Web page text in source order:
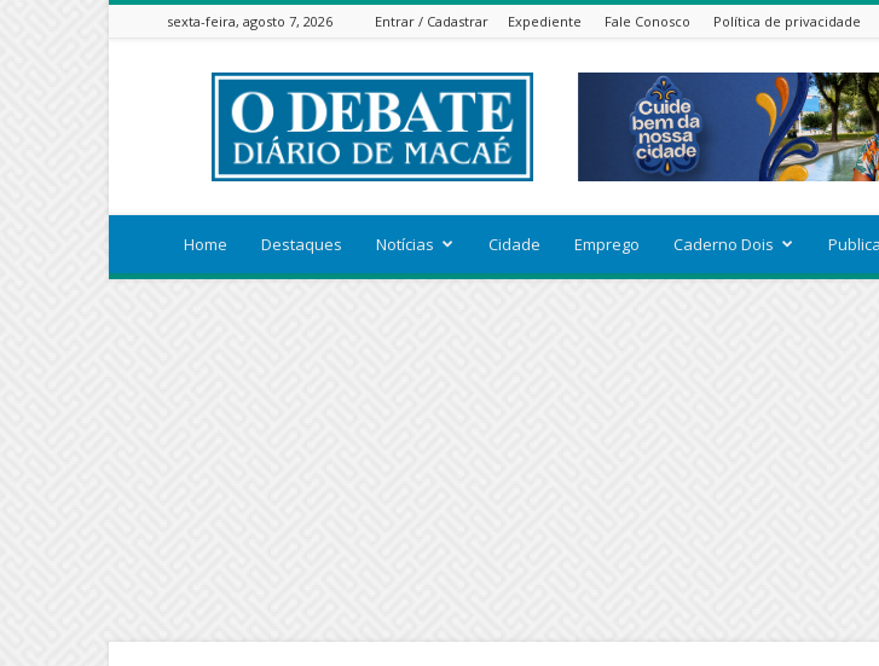
sexta-feira, agosto 7, 2026 Entrar / Cadastrar Expediente Fale Conosco Política de privacidade
ODEBATEON
Home Destaques Notícias Cidade Emprego Caderno Dois